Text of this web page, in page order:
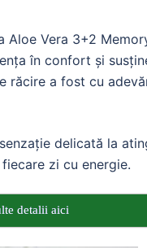
Aloe Vera 3+2
în confort și
răcire a fost cu
delicată la
zi cu energie.
detalii aici